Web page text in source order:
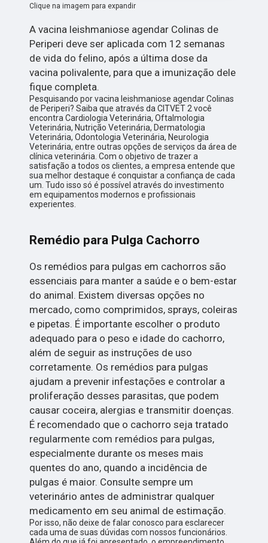
Clique na imagem para expandir
A vacina leishmaniose agendar Colinas de
Periperi deve ser aplicada com 12 semanas
de vida do felino, após a última dose da
vacina polivalente, para que a imunização dele
fique completa.
Pesquisando por vacina leishmaniose agendar Colinas
de Periperi? Saiba que através da CITVET 2 você
encontra Cardiologia Veterinária, Oftalmologia
Veterinária, Nutrição Veterinária, Dermatologia
Veterinária, Odontologia Veterinária, Neurologia
Veterinária, entre outras opções de serviços da área de
clínica veterinária. Com o objetivo de trazer a
satisfação a todos os clientes, a empresa entende que
sua melhor destaque é conquistar a confiança de cada
um. Tudo isso só é possível através do investimento
em equipamentos modernos e profissionais
experientes.
Remédio para Pulga Cachorro
Os remédios para pulgas em cachorros são
essenciais para manter a saúde e o bem-estar
do animal. Existem diversas opções no
mercado, como comprimidos, sprays, coleiras
e pipetas. É importante escolher o produto
adequado para o peso e idade do cachorro,
além de seguir as instruções de uso
corretamente. Os remédios para pulgas
ajudam a prevenir infestações e controlar a
proliferação desses parasitas, que podem
causar coceira, alergias e transmitir doenças.
É recomendado que o cachorro seja tratado
regularmente com remédios para pulgas,
especialmente durante os meses mais
quentes do ano, quando a incidência de
pulgas é maior. Consulte sempre um
veterinário antes de administrar qualquer
medicamento em seu animal de estimação.
Por isso, não deixe de falar conosco para esclarecer
cada uma de suas dúvidas com nossos funcionários.